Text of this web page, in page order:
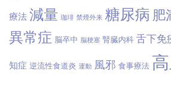
療法 減量 珈琲 禁煙外来 糖尿病 肥
異常症 脳卒中 脳梗塞 腎臓内科 舌下免
知症 逆流性食道炎 運動 風邪 食事療法